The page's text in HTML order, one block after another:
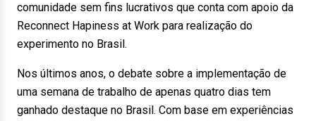
comunidade sem fins lucrativos que conta com apoio da
Reconnect Hapiness at Work para realização do
experimento no Brasil.
Nos últimos anos, o debate sobre a implementação de
uma semana de trabalho de apenas quatro dias tem
ganhado destaque no Brasil. Com base em experiências